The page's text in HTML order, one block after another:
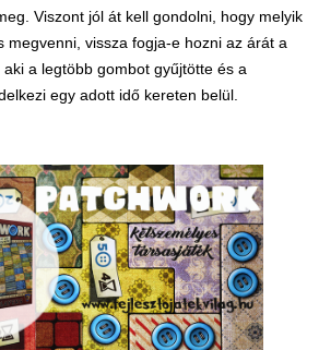
Viszont jól át kell gondolni, hogy melyik
megvenni, vissza fogja-e hozni az árát a
a legtöbb gombot gyűjtötte és a
egy adott idő kereten belül.